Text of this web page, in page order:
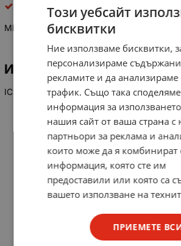
интегрални схеми
MN 15522 VSSC
ИНФОРМАЦИЯ
IC
Този уебсайт
бисквитки
Ние използваме бисквитки,
персонализираме
рекламите и да
трафик. Също така споделяме
информация за
нашия сайт от ваша страна с
партньори за реклама и
които може да я комбинират
информация, която сте им
предоставили или която са
вашето използване на
ПРИЕМЕТЕ